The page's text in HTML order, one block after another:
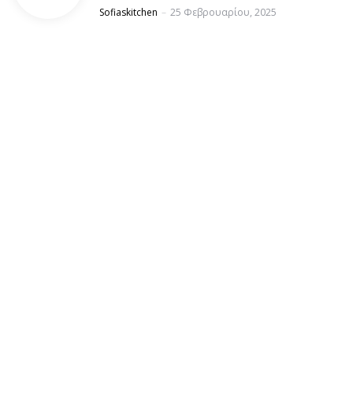
Posted
Sofiaskitchen 25 Φεβρουαρίου, 2025